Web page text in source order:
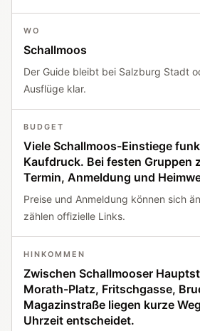
WO
Schallmoos
Der Guide bleibt bei Salzburg Stadt
Ausflüge klar.
BUDGET
Viele Schallmoos-Einstiege
Kaufdruck. Bei festen Gruppen
Termin, Anmeldung und
Preise und Anmeldung können sich
zählen offizielle Links.
HINKOMMEN
Zwischen Schallmooser
Morath-Platz, Fritschgasse,
Magazinstraße liegen kurze
Uhrzeit entscheidet.